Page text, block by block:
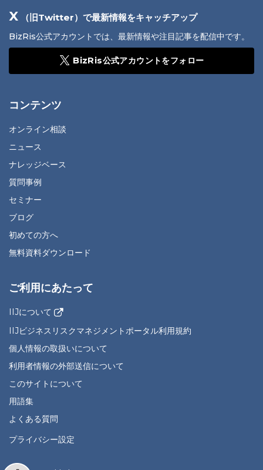
X （旧Twitter）で最新情報をキャッチアップ
BizRis公式アカウントでは、最新情報や注目記事を配信中です。
BizRis公式アカウントをフォロー
コンテンツ
オンライン相談
ニュース
ナレッジベース
質問事例
セミナー
ブログ
初めての方へ
無料資料ダウンロード
ご利用にあたって
IIJについて
IIJビジネスリスクマネジメントポータル利用規約
個人情報の取扱いについて
利用者情報の外部送信について
このサイトについて
用語集
よくある質問
プライバシー設定